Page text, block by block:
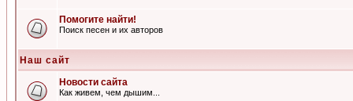
Помогите найти!
Поиск песен и их авторов
Наш сайт
Новости сайта
Как живем, чем дышим...